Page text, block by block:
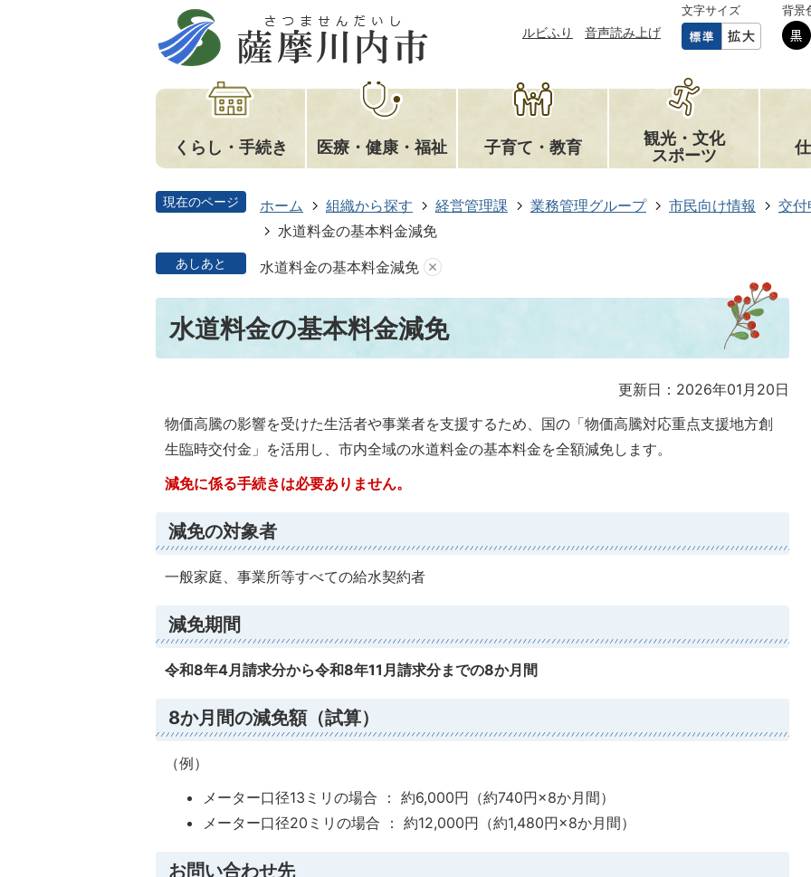
ルビふり 音声読み上げ
文字サイズ 背景
くらし・手続き 医療・健康・福祉 子育て・教育
観光・文化
スポーツ
現在のページ ホーム 組織から探す 経営管理課 業務管理グループ 市民向け情報
交付
水道料金の基本料金減免
あしあと 水道料金の基本料金減免
水道料金の基本料金減免
更新日：2026年01月20日
物価高騰の影響を受けた生活者や事業者を支援するため、国の「物価高騰対応重点支援地方創
生臨時交付金」を活用し、市内全域の水道料金の基本料金を全額減免します。
減免に係る手続きは必要ありません。
減免の対象者
一般家庭、事業所等すべての給水契約者
減免期間
令和8年4月請求分から令和8年11月請求分までの8か月間
8か月間の減免額（試算）
（例）
メーター口径13ミリの場合 ： 約6,000円（約740円×8か月間）
メーター口径20ミリの場合 ： 約12,000円（約1,480円×8か月間）
お問い合わせ先